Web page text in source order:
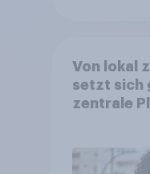
Von lokal
setzt sich
zentrale